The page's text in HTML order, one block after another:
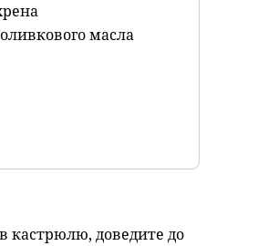
масла
кастрюлю, доведите до